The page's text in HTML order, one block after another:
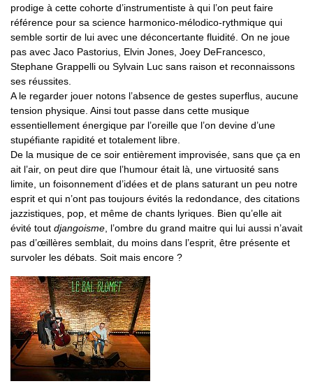
prodige à cette cohorte d’instrumentiste à qui l’on peut faire
référence pour sa science harmonico-mélodico-rythmique qui
semble sortir de lui avec une déconcertante fluidité. On ne joue
pas avec Jaco Pastorius, Elvin Jones, Joey DeFrancesco,
Stephane Grappelli ou Sylvain Luc sans raison et reconnaissons
ses réussites.
A le regarder jouer notons l’absence de gestes superflus, aucune
tension physique. Ainsi tout passe dans cette musique
essentiellement énergique par l’oreille que l’on devine d’une
stupéfiante rapidité et totalement libre.
De la musique de ce soir entièrement improvisée, sans que ça en
ait l’air, on peut dire que l’humour était là, une virtuosité sans
limite, un foisonnement d’idées et de plans saturant un peu notre
esprit et qui n’ont pas toujours évités la redondance, des citations
jazzistiques, pop, et même de chants lyriques. Bien qu’elle ait
évité tout djangoisme , l’ombre du grand maitre qui lui aussi n’avait
pas d’œillères semblait, du moins dans l’esprit, être présente et
survoler les débats. Soit mais encore ?